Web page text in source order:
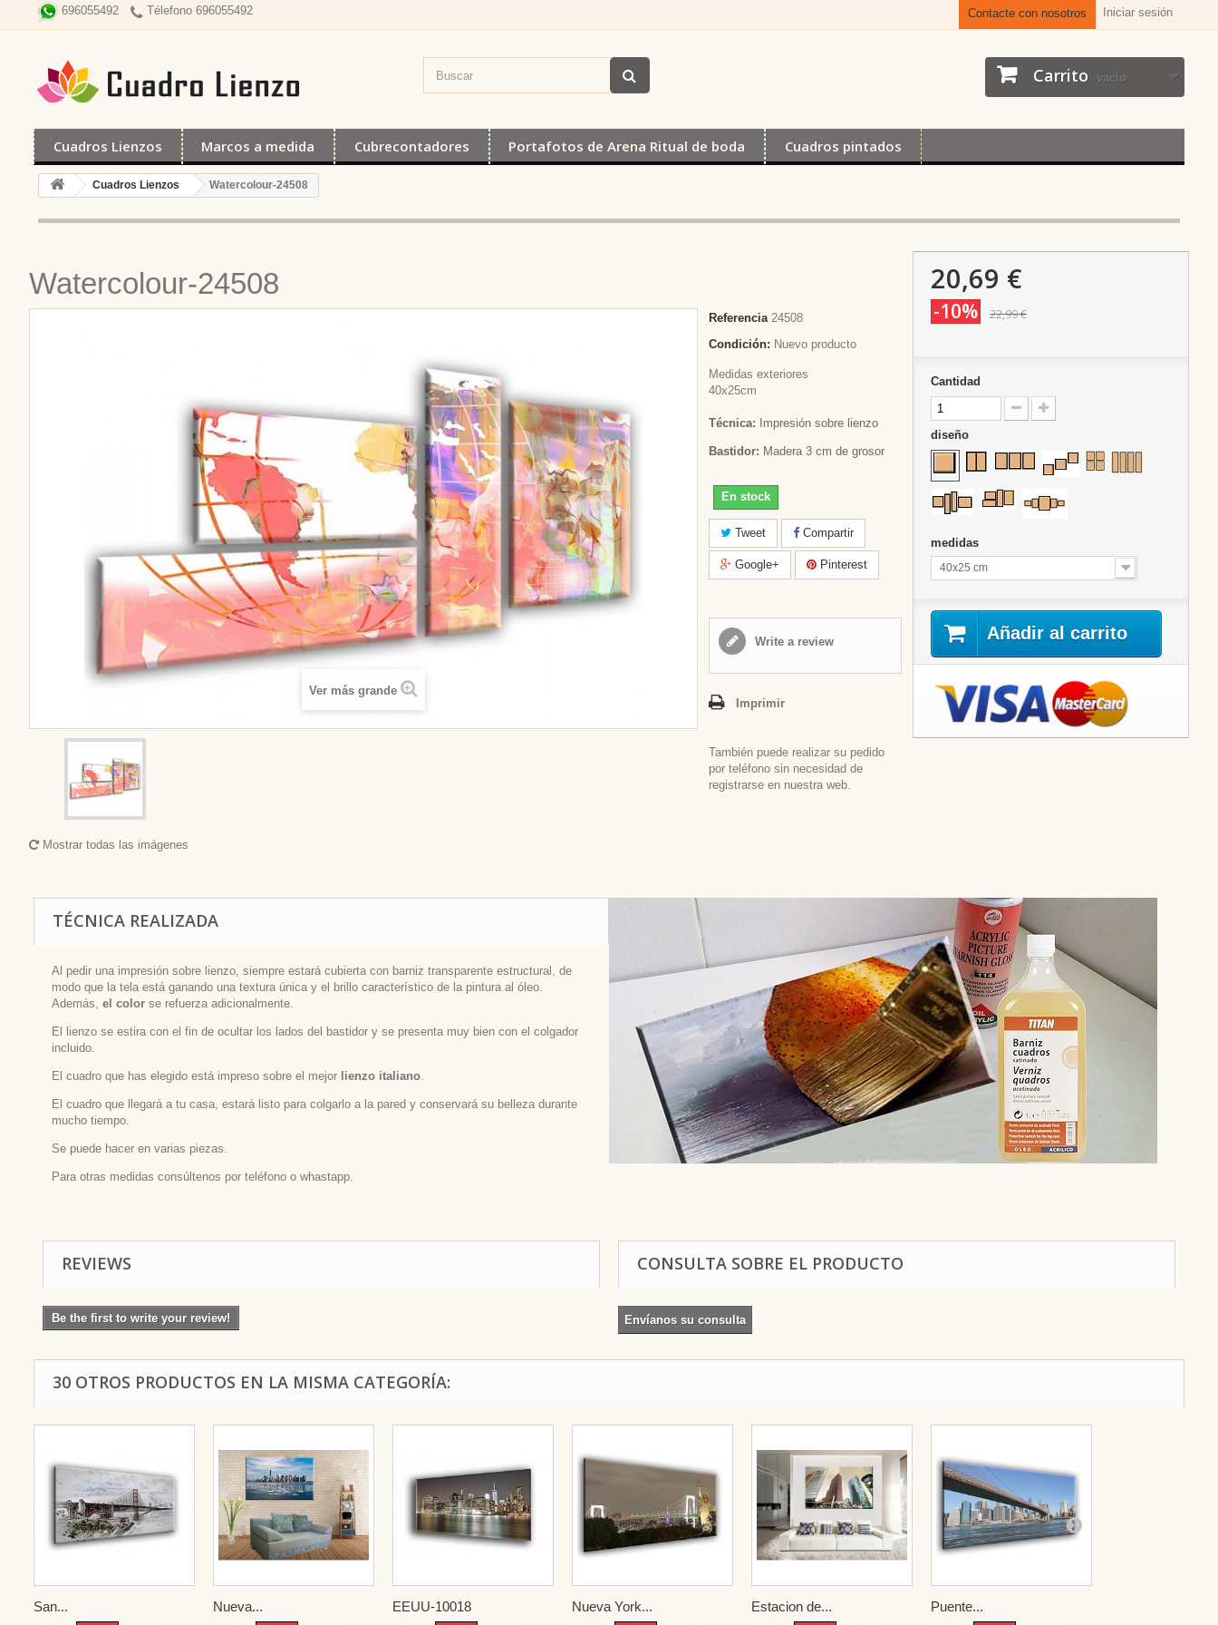
Iniciar sesión
Contacte con nosotros
696055492 Télefono 696055492
Carrito vacío
Cuadros Lienzos Marcos a medida Cubrecontadores Portafotos de Arena Ritual de boda Cuadros pintados
Cuadros Lienzos Watercolour-24508
Watercolour-24508
Ver más grande
Mostrar todas las imágenes
Referencia 24508
Condición: Nuevo producto
Medidas exteriores
40x25cm
Técnica: Impresión sobre lienzo
Bastidor: Madera 3 cm de grosor
En stock
Tweet Compartir
Google+ Pinterest
Write a review
Imprimir
También puede realizar su pedido
por teléfono sin necesidad de
registrarse en nuestra web.
20,69 €
-10% 22,99 €
Cantidad
diseño
medidas
40x25 cm
Añadir al carrito
TÉCNICA REALIZADA
Al pedir una impresión sobre lienzo, siempre estará cubierta con barniz transparente estructural, de
modo que la tela está ganando una textura única y el brillo característico de la pintura al óleo.
Además, el color se refuerza adicionalmente.
El lienzo se estira con el fin de ocultar los lados del bastidor y se presenta muy bien con el colgador
incluido.
El cuadro que has elegido está impreso sobre el mejor lienzo italiano
El cuadro que llegará a tu casa, estará listo para colgarlo a la pared y conservará su belleza durante
mucho tiempo.
Se puede hacer en varias piezas.
Para otras medidas consúltenos por teléfono o whastapp.
REVIEWS
Be the first to write your review!
CONSULTA SOBRE EL PRODUCTO
Envíanos su consulta
30 OTROS PRODUCTOS EN LA MISMA CATEGORÍA:
San... Nueva... EEUU-10018 Nueva York... Estacion de... Puente...